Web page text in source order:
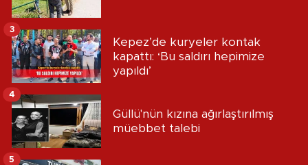
Kepez’de kuryeler kontak
kapattı: ‘Bu saldırı hepimize
yapıldı’
3
Güllü'nün kızına ağırlaştırılmış
müebbet talebi
4
5